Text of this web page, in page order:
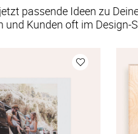
passende Ideen zu
und Kunden oft im Design-